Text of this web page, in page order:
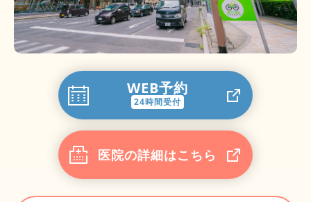
WEB予約
24時間受付
医院の詳細はこちら